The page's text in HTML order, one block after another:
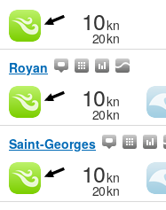
10kn
20kn
Royan
10kn
20kn
Saint-Georges
10kn
20kn